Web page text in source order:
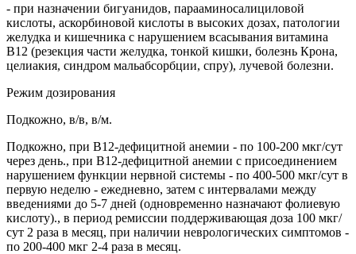
- при назначении бигуанидов, парааминосалициловой
кислоты, аскорбиновой кислоты в высоких дозах, патологии
желудка и кишечника с нарушением всасывания витамина
В12 (резекция части желудка, тонкой кишки, болезнь Крона,
целиакия, синдром мальабсорбции, спру), лучевой болезни.
Режим дозирования
Подкожно, в/в, в/м.
Подкожно, при В12-дефицитной анемии - по 100-200 мкг/сут
через день., при В12-дефицитной анемии с присоединением
нарушением функции нервной системы - по 400-500 мкг/сут в
первую неделю - ежедневно, затем с интервалами между
введениями до 5-7 дней (одновременно назначают фолиевую
кислоту)., в период ремиссии поддерживающая доза 100 мкг/
сут 2 раза в месяц, при наличии неврологических симптомов -
по 200-400 мкг 2-4 раза в месяц.